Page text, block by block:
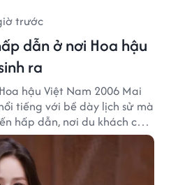
trước
dẫn ở nơi Hoa hậu
ra
hậu Việt Nam 2006 Mai
tiếng với bề dày lịch sử mà
hấp dẫn, nơi du khách có
đẹp cổ kính xen lẫn nhịp